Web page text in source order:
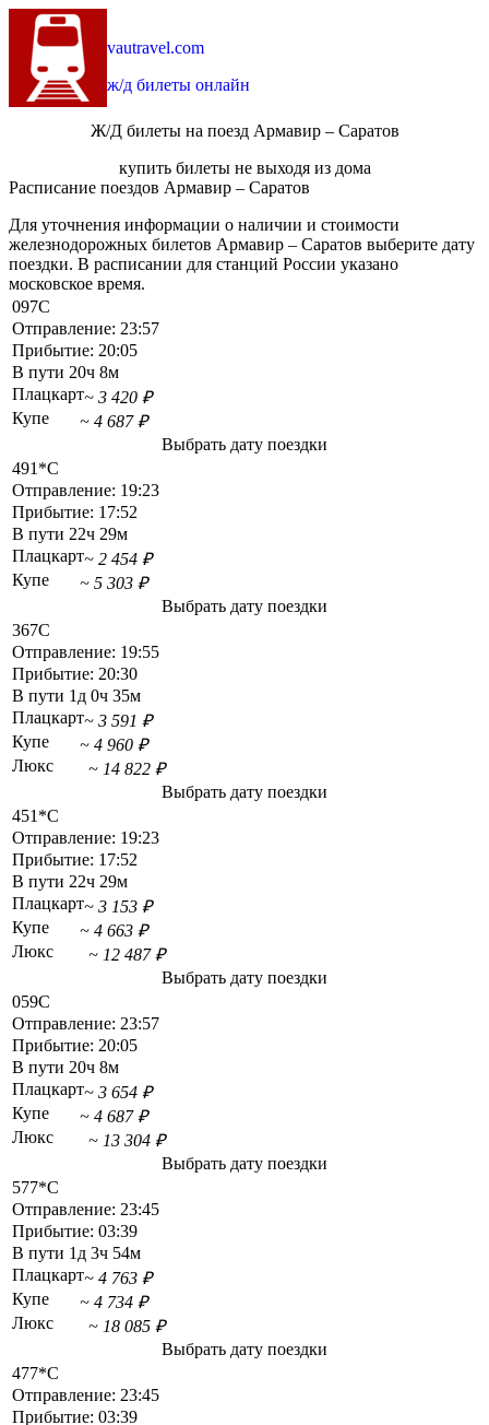
vautravel.com
ж/д билеты онлайн
Ж/Д билеты на поезд Армавир – Саратов
купить билеты не выходя из дома
Расписание поездов Армавир – Саратов
Для уточнения информации о наличии и стоимости
железнодорожных билетов Армавир – Саратов выберите дату
поездки. В расписании для станций России указано
московское время.
097С
Отправление: 23:57
Прибытие: 20:05
В пути 20ч 8м
Плацкарт~ 3 420 ₽
Купе
~ 4 687 ₽
Выбрать дату поездки
491*С
Отправление: 19:23
Прибытие: 17:52
В пути 22ч 29м
Плацкарт~ 2 454 ₽
Купе
~ 5 303 ₽
Выбрать дату поездки
367С
Отправление: 19:55
Прибытие: 20:30
В пути 1д 0ч 35м
Плацкарт~ 3 591 ₽
Купе
~ 4 960 ₽
Люкс
~ 14 822 ₽
Выбрать дату поездки
451*С
Отправление: 19:23
Прибытие: 17:52
В пути 22ч 29м
Плацкарт~ 3 153 ₽
Купе
~ 4 663 ₽
Люкс
~ 12 487 ₽
Выбрать дату поездки
059С
Отправление: 23:57
Прибытие: 20:05
В пути 20ч 8м
Плацкарт~ 3 654 ₽
Купе
~ 4 687 ₽
Люкс
~ 13 304 ₽
Выбрать дату поездки
577*С
Отправление: 23:45
Прибытие: 03:39
В пути 1д 3ч 54м
Плацкарт~ 4 763 ₽
Купе
~ 4 734 ₽
Люкс
~ 18 085 ₽
Выбрать дату поездки
477*С
Отправление: 23:45
Прибытие: 03:39